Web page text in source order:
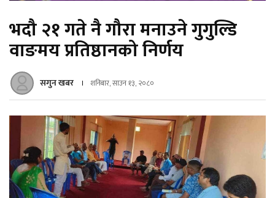
भदौ २१ गते नै गौरा मनाउने गुगुल्डि
वाङमय प्रतिष्ठानको निर्णय
सगुन खबर शनिबार, साउन १३, २०८०